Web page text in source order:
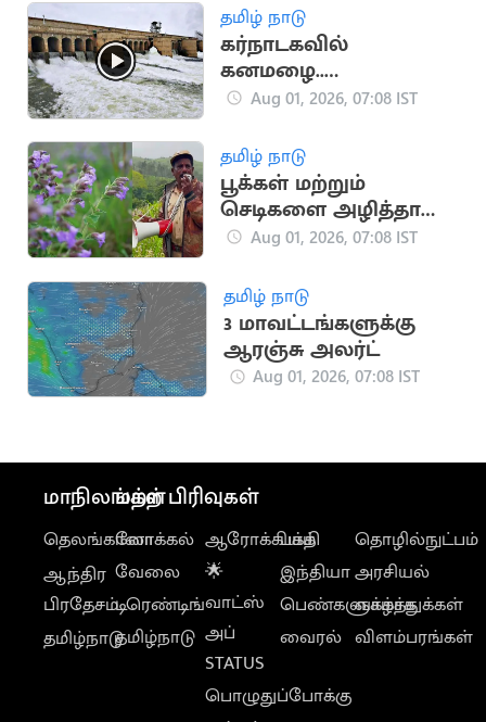
தமிழ் நாடு
கர்நாடகவில்
கனமழை..
தமிழகத்திற்கு
வாய்ப்பு
Aug 01, 2026, 07:08 IST
தமிழ் நாடு
பூக்கள் மற்றும்
செடிகளை அழித்தால்
ரூ.25,000 அபராதம்
Aug 01, 2026, 07:08 IST
தமிழ் நாடு
3 மாவட்டங்களுக்கு
ஆரஞ்சு அலர்ட்
Aug 01, 2026, 07:08 IST
மாநிலங்கள்
தெலங்கானா
ஆந்திர
பிரதேசம்
தமிழ்நாடு
மற்ற பிரிவுகள்
லோக்கல்
வேலை
டிரெண்டிங்
தமிழ்நாடு
ஆரோக்கியம்
🌟
வாட்ஸ்
அப்
STATUS
பொழுதுப்போக்கு
பக்தி
இந்தியா
பெண்களுக்காக
வைரல்
தொழில்நுட்பம்
அரசியல்
வாழ்த்துக்கள்
விளம்பரங்கள்